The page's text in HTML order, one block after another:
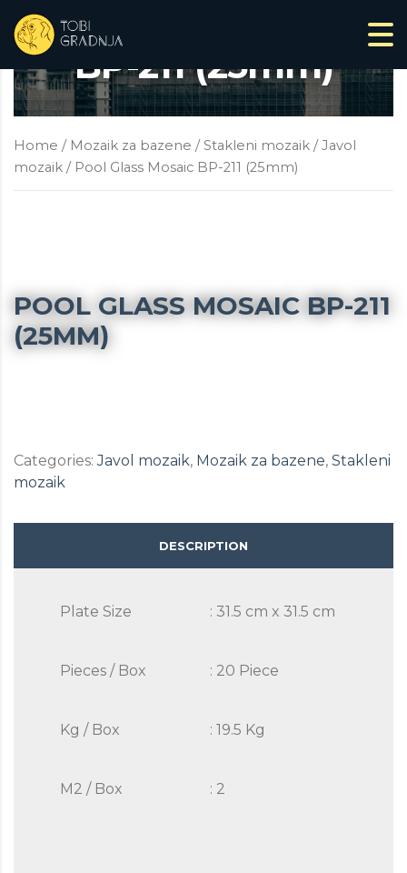
Pool Glass Mosaic
BP-211 (25mm)
Home / Mozaik za bazene /Stakleni mozaik /Javol
mozaik / Pool Glass Mosaic BP-211 (25mm)
POOL GLASS MOSAIC BP-211
(25MM)
Categories:Javol mozaik, Mozaik za bazene, Stakleni
mozaik
DESCRIPTION
Plate Size : 31.5 cm x 31.5 cm
Pieces / Box : 20 Piece
Kg / Box : 19.5 Kg
M2 / Box : 2